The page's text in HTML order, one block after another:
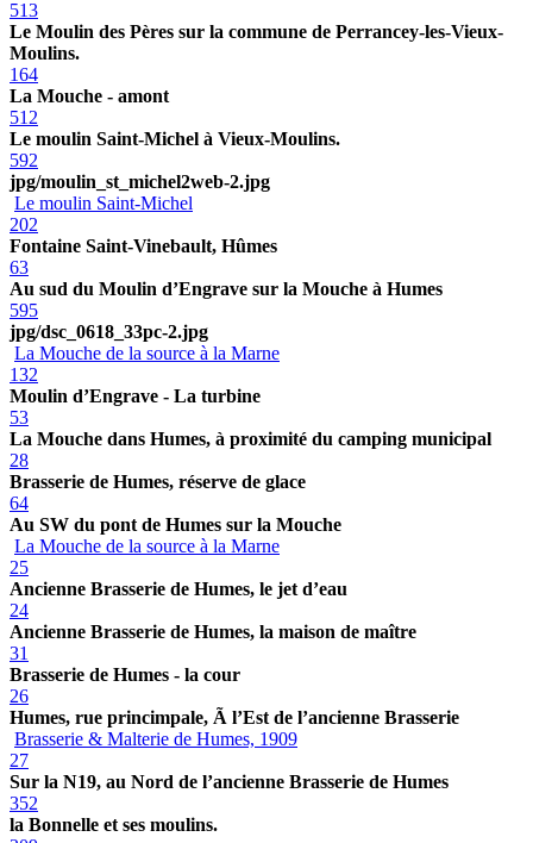
513
Le Moulin des Pères sur la commune de Perrancey-les-Vieux-
Moulins.
164
La Mouche - amont
512
Le moulin Saint-Michel à Vieux-Moulins.
592
jpg/moulin_st_michel2web-2.jpg
Le moulin Saint-Michel
202
Fontaine Saint-Vinebault, Hûmes
63
Au sud du Moulin d’Engrave sur la Mouche à Humes
595
jpg/dsc_0618_33pc-2.jpg
La Mouche de la source à la Marne
132
Moulin d’Engrave - La turbine
53
La Mouche dans Humes, à proximité du camping municipal
28
Brasserie de Humes, réserve de glace
64
Au SW du pont de Humes sur la Mouche
La Mouche de la source à la Marne
25
Ancienne Brasserie de Humes, le jet d’eau
24
Ancienne Brasserie de Humes, la maison de maître
31
Brasserie de Humes - la cour
26
Humes, rue princimpale, Ã l’Est de l’ancienne Brasserie
Brasserie & Malterie de Humes, 1909
27
Sur la N19, au Nord de l’ancienne Brasserie de Humes
352
la Bonnelle et ses moulins.